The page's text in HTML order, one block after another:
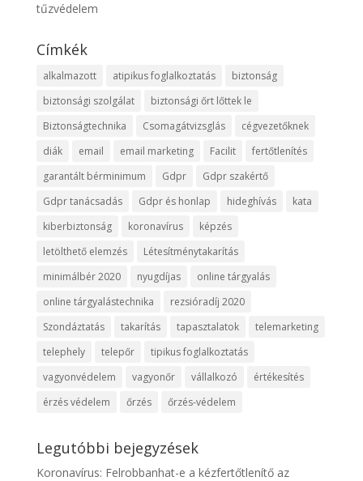
tűzvédelem
Címkék
alkalmazott atipikus foglalkoztatás
biztonság
biztonsági szolgálat
biztonsági őrt lőttek le
Biztonságtechnika
Csomagátvizsglás
cégvezetőknek
diák
email email marketing Facilit
fertőtlenítés
garantált bérminimum
Gdpr
Gdpr szakértő
Gdpr tanácsadás
Gdpr és honlap hideghívás
kata
kiberbiztonság
koronavírus
képzés
letölthető elemzés
Létesítménytakarítás
minimálbér 2020
nyugdíjas
online tárgyalás
online tárgyalástechnika
rezsióradíj 2020
Szondáztatás
takarítás tapasztalatok
telemarketing
telephely
telepőr
tipikus foglalkoztatás
vagyonvédelem
vagyonőr vállalkozó
értékesítés
érzés védelem
őrzés őrzés-védelem
Legutóbbi bejegyzések
Koronavírus: Felrobbanhat-e a kézfertőtlenítő az